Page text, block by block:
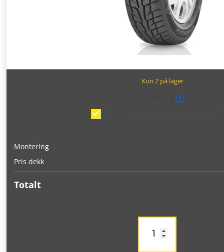
Kun 2 på lager
?
Montering
Pris dekk
Totalt
Hankook
RW09